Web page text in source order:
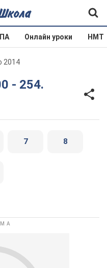
Онлайн уроки НМТ
2014
7 8